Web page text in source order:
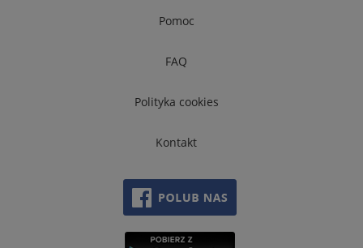
Pomoc
FAQ
Polityka cookies
Kontakt